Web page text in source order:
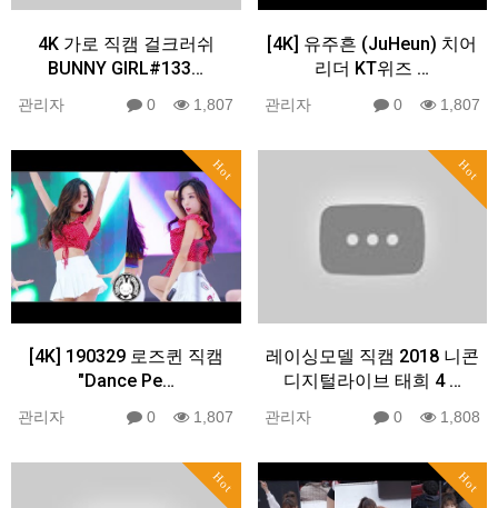
4K 가로 직캠 걸크러쉬
BUNNY GIRL#133…
관리자 0 1,807
[4K] 유주흔 (JuHeun) 치어
리더 KT위즈 …
관리자 0 1,807
Hot
[4K] 190329 로즈퀸 직캠
"Dance Pe…
관리자 0 1,807
Hot
레이싱모델 직캠 2018 니콘
디지털라이브 태희 4 …
관리자 0 1,808
Hot Hot